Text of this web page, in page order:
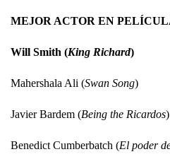
MEJOR ACTOR EN
Will Smith (King Richard)
Mahershala Ali (Swan Song)
Javier Bardem (Being the Ricardos)
Benedict Cumberbatch (El poder